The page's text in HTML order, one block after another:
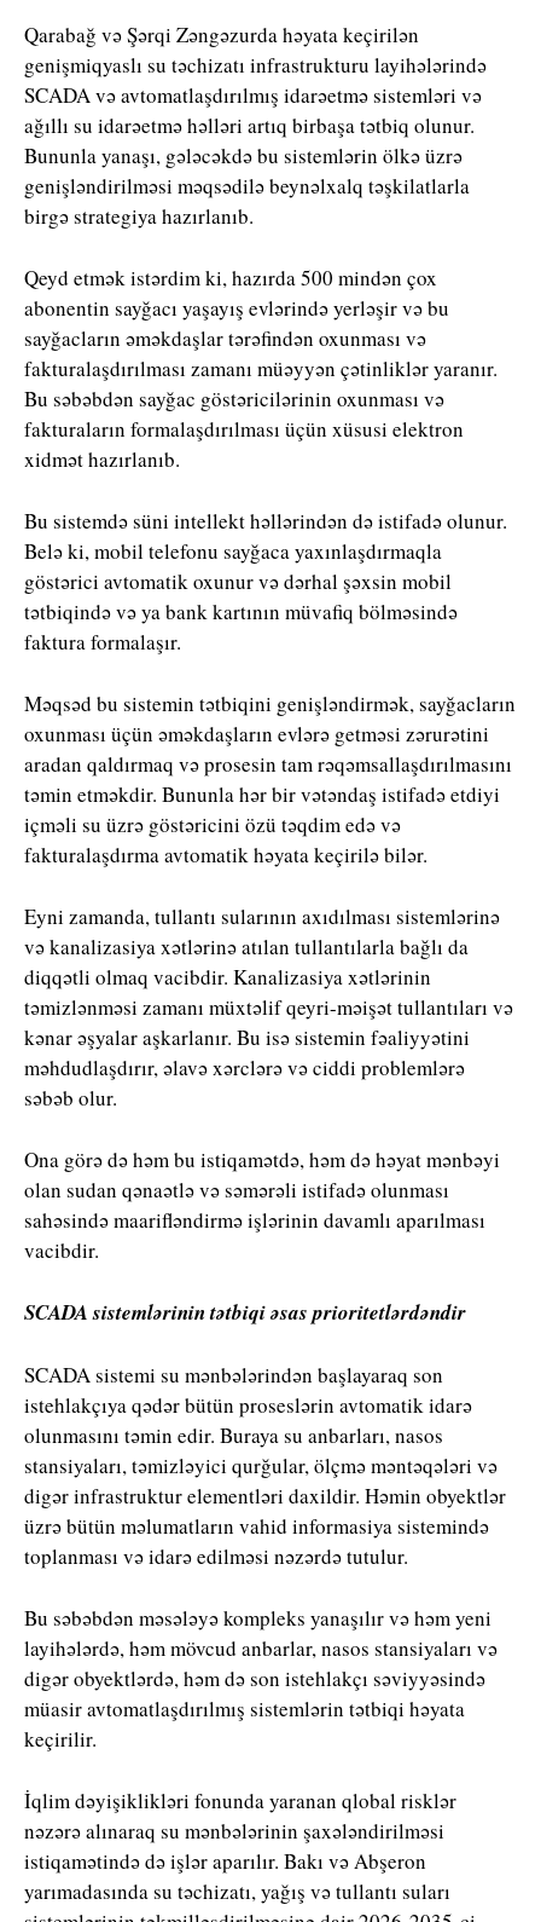
Qarabağ və Şərqi Zəngəzurda həyata keçirilən
genişmiqyaslı su təchizatı infrastrukturu layihələrində
SCADA və avtomatlaşdırılmış idarəetmə sistemləri və
ağıllı su idarəetmə həlləri artıq birbaşa tətbiq olunur.
Bununla yanaşı, gələcəkdə bu sistemlərin ölkə üzrə
genişləndirilməsi məqsədilə beynəlxalq təşkilatlarla
birgə strategiya hazırlanıb.
Qeyd etmək istərdim ki, hazırda 500 mindən çox
abonentin sayğacı yaşayış evlərində yerləşir və bu
sayğacların əməkdaşlar tərəfindən oxunması və
fakturalaşdırılması zamanı müəyyən çətinliklər yaranır.
Bu səbəbdən sayğac göstəricilərinin oxunması və
fakturaların formalaşdırılması üçün xüsusi elektron
xidmət hazırlanıb.
Bu sistemdə süni intellekt həllərindən də istifadə olunur.
Belə ki, mobil telefonu sayğaca yaxınlaşdırmaqla
göstərici avtomatik oxunur və dərhal şəxsin mobil
tətbiqində və ya bank kartının müvafiq bölməsində
faktura formalaşır.
Məqsəd bu sistemin tətbiqini genişləndirmək, sayğacların
oxunması üçün əməkdaşların evlərə getməsi zərurətini
aradan qaldırmaq və prosesin tam rəqəmsallaşdırılmasını
təmin etməkdir. Bununla hər bir vətəndaş istifadə etdiyi
içməli su üzrə göstəricini özü təqdim edə və
fakturalaşdırma avtomatik həyata keçirilə bilər.
Eyni zamanda, tullantı sularının axıdılması sistemlərinə
və kanalizasiya xətlərinə atılan tullantılarla bağlı da
diqqətli olmaq vacibdir. Kanalizasiya xətlərinin
təmizlənməsi zamanı müxtəlif qeyri-məişət tullantıları və
kənar əşyalar aşkarlanır. Bu isə sistemin fəaliyyətini
məhdudlaşdırır, əlavə xərclərə və ciddi problemlərə
səbəb olur.
Ona görə də həm bu istiqamətdə, həm də həyat mənbəyi
olan sudan qənaətlə və səmərəli istifadə olunması
sahəsində maarifləndirmə işlərinin davamlı aparılması
vacibdir.
SCADA sistemlərinin tətbiqi əsas prioritetlərdəndir
SCADA sistemi su mənbələrindən başlayaraq son
istehlakçıya qədər bütün proseslərin avtomatik idarə
olunmasını təmin edir. Buraya su anbarları, nasos
stansiyaları, təmizləyici qurğular, ölçmə məntəqələri və
digər infrastruktur elementləri daxildir. Həmin obyektlər
üzrə bütün məlumatların vahid informasiya sistemində
toplanması və idarə edilməsi nəzərdə tutulur.
Bu səbəbdən məsələyə kompleks yanaşılır və həm yeni
layihələrdə, həm mövcud anbarlar, nasos stansiyaları və
digər obyektlərdə, həm də son istehlakçı səviyyəsində
müasir avtomatlaşdırılmış sistemlərin tətbiqi həyata
keçirilir.
İqlim dəyişiklikləri fonunda yaranan qlobal risklər
nəzərə alınaraq su mənbələrinin şaxələndirilməsi
istiqamətində də işlər aparılır. Bakı və Abşeron
yarımadasında su təchizatı, yağış və tullantı suları